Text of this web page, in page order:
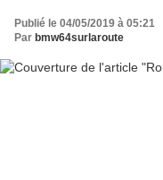
Publié le 04/05/2019 à 05:21
Par bmw64surlaroute